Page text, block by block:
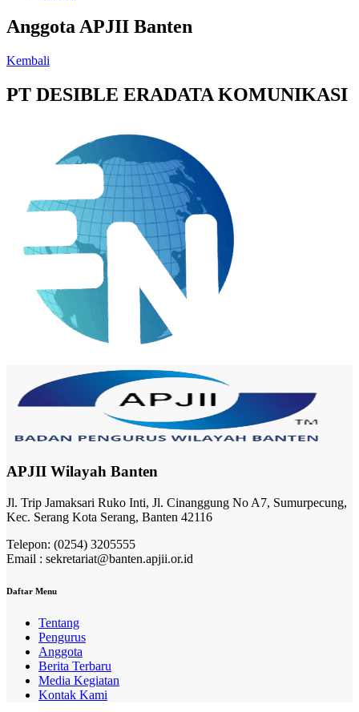
Anggota APJII Banten
Kembali
PT DESIBLE ERADATA KOMUNIKASI
APJII Wilayah Banten
Jl. Trip Jamaksari Ruko Inti, Jl. Cinanggung No A7, Sumurpecung,
Kec. Serang Kota Serang, Banten 42116
Telepon: (0254) 3205555
Email : sekretariat@banten.apjii.or.id
Daftar Menu
Tentang
Pengurus
Anggota
Berita Terbaru
Media Kegiatan
Kontak Kami